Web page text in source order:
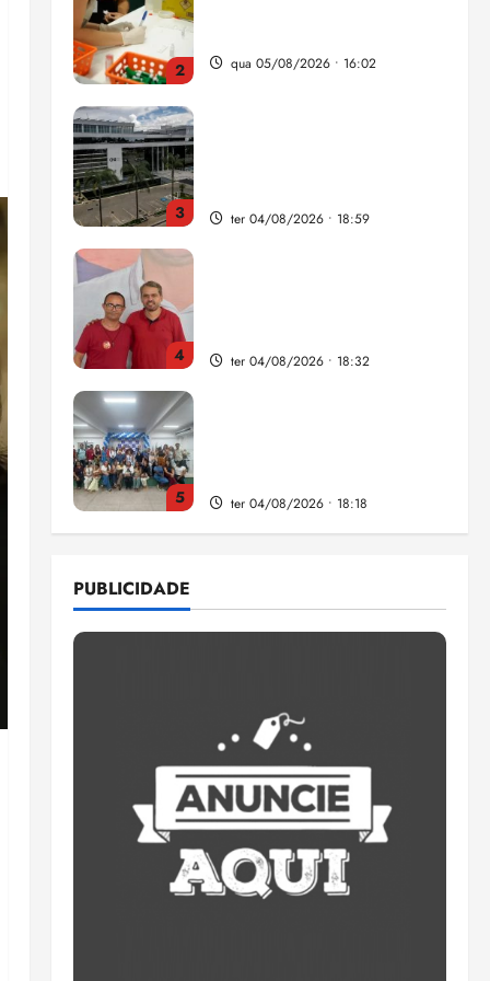
2 qua 05/08/2026 • 16:02
3 ter 04/08/2026 • 18:59
4 ter 04/08/2026 • 18:32
5 ter 04/08/2026 • 18:18
2
traça panorama da doença
em onze anos
qua 05/08/2026 • 16:02
CNJ acaba com
aposentadoria compulsória
como punição máxima para
juiz
PUBLICIDADE